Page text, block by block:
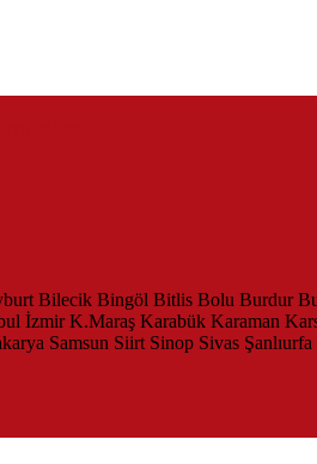
Bilecik Bingöl Bitlis Bolu Burdur
İzmir K.Maraş Karabük Karaman
Samsun Siirt Sinop Sivas Şanlıurfa